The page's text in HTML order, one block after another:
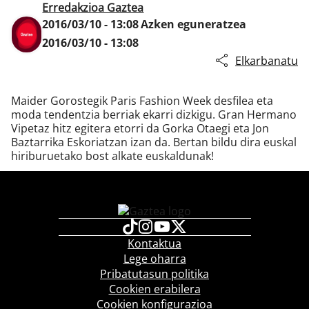
Erredakzioa Gaztea
2016/03/10 - 13:08Azken eguneratzea
2016/03/10 - 13:08
Elkarbanatu
Maider Gorostegik Paris Fashion Week desfilea eta
moda tendentzia berriak ekarri dizkigu. Gran Hermano
Vipetaz hitz egitera etorri da Gorka Otaegi eta Jon
Baztarrika Eskoriatzan izan da. Bertan bildu dira euskal
hiriburuetako bost alkate euskaldunak!
Kontaktua
Lege oharra
Pribatutasun politika
Cookien erabilera
Cookien konfigurazioa